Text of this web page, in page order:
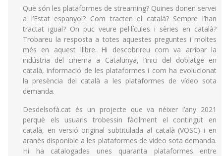
Què són les plataformes de streaming? Quines donen servei
a l’Estat espanyol? Com tracten el català? Sempre l’han
tractat igual? On puc veure pel·lícules i sèries en català?
Trobareu la resposta a totes aquestes preguntes i moltes
més en aquest llibre. Hi descobrireu com va arribar la
indústria del cinema a Catalunya, l’inici del doblatge en
català, informació de les plataformes i com ha evolucionat
la presència del català a les plataformes de vídeo sota
demanda.
Desdelsofà.cat és un projecte que va néixer l’any 2021
perquè els usuaris trobessin fàcilment el contingut en
català, en versió original subtitulada al català (VOSC) i en
aranès disponible a les plataformes de vídeo sota demanda.
Hi ha catalogades unes quaranta plataformes entre